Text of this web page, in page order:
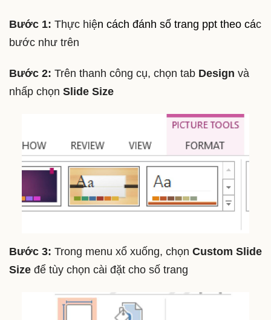
Bước 1: Thực hiện cách đánh số trang ppt theo các
bước như trên
Bước 2: Trên thanh công cụ, chọn tab Design và
nhấp chọn Slide Size
Bước 3: Trong menu xổ xuống, chọn Custom Slide
Size để tùy chọn cài đặt cho số trang